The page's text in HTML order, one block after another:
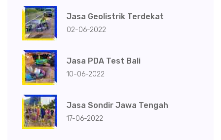
Jasa Geolistrik Terdekat
02-06-2022
Jasa PDA Test Bali
10-06-2022
Jasa Sondir Jawa Tengah
17-06-2022